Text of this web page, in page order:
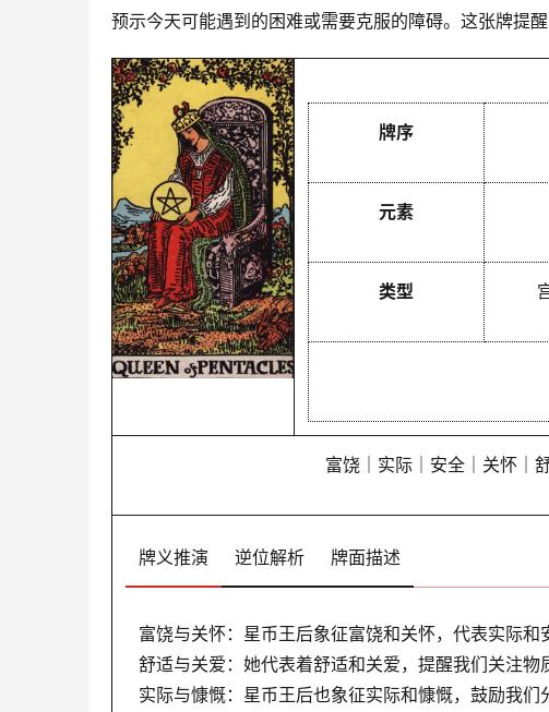
预示今天可能遇到的困难或需要克服的障碍。这张牌提
牌序
元素
类型
富饶｜实际｜安全｜关怀｜
牌义推演 逆位解析 牌面描述
富饶与关怀：星币王后象征富饶和关怀，代表实际和
舒适与关爱：她代表着舒适和关爱，提醒我们关注物
实际与慷慨：星币王后也象征实际和慷慨，鼓励我们